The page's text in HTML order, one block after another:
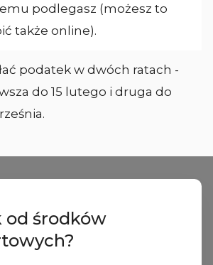
podlegasz (możesz to
także online).
podatek w dwóch ratach -
do 15 lutego i druga do
od środków